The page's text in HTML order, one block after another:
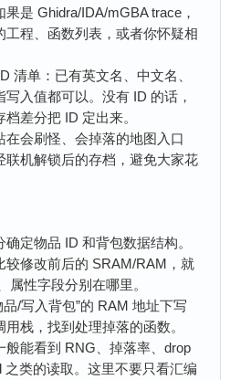
是 Ghidra/IDA/mGBA trace，
工程、函数列表，或者你怀疑相
清单：已有英文名、中文名、
入值都可以。没有 ID 的话，
差分把 ID 定出来。
在会刷怪、会掉落的地图入口
联机解锁后的存档，避免大家花
定物品 ID 和背包数据结构。
较修改前后的 SRAM/RAM，就
属性字段分别在哪里。
/写入背包”的 RAM 地址下写
栈，找到处理掉落的函数。
般能看到 RNG、掉落率、drop
之类的读取。这里不要只看汇编